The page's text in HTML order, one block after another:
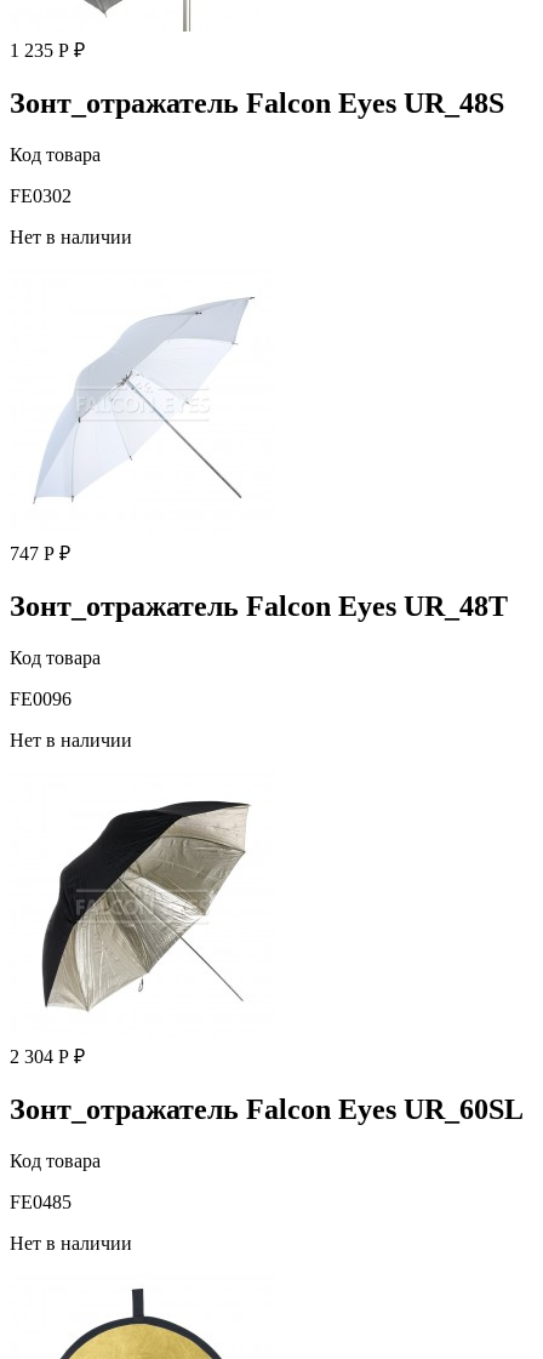
1 235 Р ₽
Зонт_отражатель Falcon Eyes UR_48S
Код товара
FE0302
Нет в наличии
747 Р ₽
Зонт_отражатель Falcon Eyes UR_48T
Код товара
FE0096
Нет в наличии
2 304 Р ₽
Зонт_отражатель Falcon Eyes UR_60SL
Код товара
FE0485
Нет в наличии